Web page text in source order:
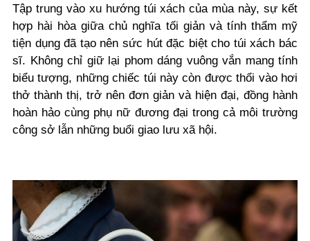
Tập trung vào xu hướng túi xách của mùa này, sự kết
hợp hài hòa giữa chủ nghĩa tối giản và tính thẩm mỹ
tiện dụng đã tạo nên sức hút đặc biệt cho túi xách bác
sĩ. Không chỉ giữ lại phom dáng vuông vắn mang tính
biểu tượng, những chiếc túi này còn được thổi vào hơi
thở thành thị, trở nên đơn giản và hiện đại, đồng hành
hoàn hảo cùng phụ nữ đương đại trong cả môi trường
công sở lẫn những buổi giao lưu xã hội.